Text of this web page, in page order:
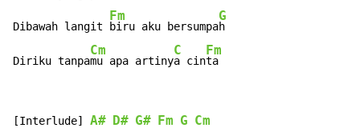
Dibawah langit
Fm
biru aku bersumpa
G
h
Diriku tanpa
Cm
mu apa artiny
C
a cin
Fm
ta
[Interlude] A# D# G# Fm G Cm